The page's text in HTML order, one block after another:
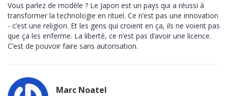
Vous parlez de modèle ? Le Japon est un pays qui a réussi à
transformer la technologie en rituel. Ce n’est pas une innovation
- c’est une religion. Et les gens qui croient en ça, ils ne voient pas
que ça les enferme. La liberté, ce n’est pas d’avoir une licence.
C’est de pouvoir faire sans autorisation.
Marc Noatel